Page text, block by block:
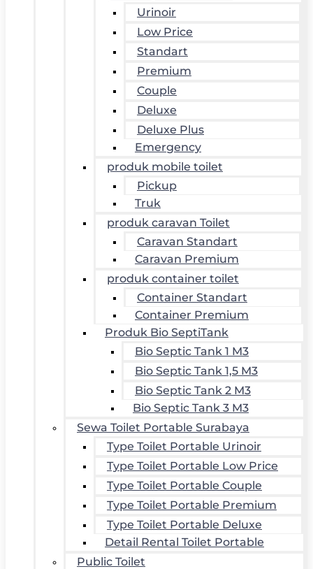
Urinoir
Low Price
Standart
Premium
Couple
Deluxe
Deluxe Plus
Emergency
produk mobile toilet
Pickup
Truk
produk caravan Toilet
Caravan Standart
Caravan Premium
produk container toilet
Container Standart
Container Premium
Produk Bio SeptiTank
Bio Septic Tank 1 M3
Bio Septic Tank 1,5 M3
Bio Septic Tank 2 M3
Bio Septic Tank 3 M3
Sewa Toilet Portable Surabaya
Type Toilet Portable Urinoir
Type Toilet Portable Low Price
Type Toilet Portable Couple
Type Toilet Portable Premium
Type Toilet Portable Deluxe
Detail Rental Toilet Portable
Public Toilet